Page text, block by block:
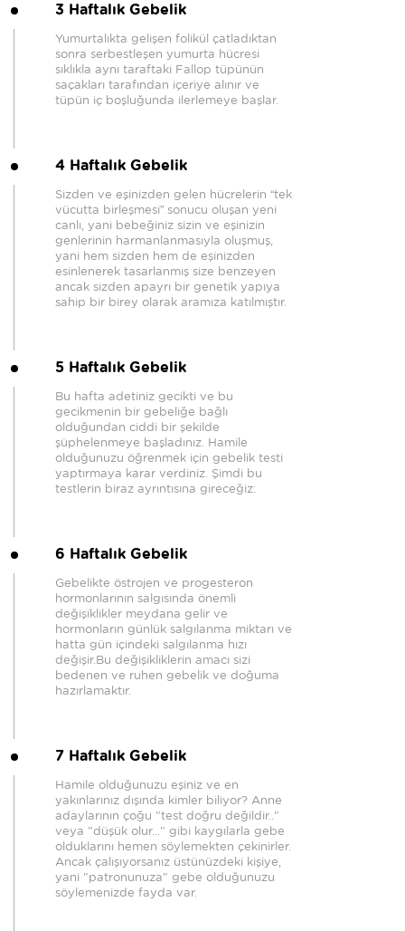
3 Haftalık Gebelik
Yumurtalıkta gelişen folikül çatladıktan
sonra serbestleşen yumurta hücresi
sıklıkla aynı taraftaki Fallop tüpünün
saçakları tarafından içeriye alınır ve
tüpün iç boşluğunda ilerlemeye başlar.
4 Haftalık Gebelik
Sizden ve eşinizden gelen hücrelerin “tek
vücutta birleşmesi” sonucu oluşan yeni
canlı, yani bebeğiniz sizin ve eşinizin
genlerinin harmanlanmasıyla oluşmuş,
yani hem sizden hem de eşinizden
esinlenerek tasarlanmış size benzeyen
ancak sizden apayrı bir genetik yapıya
sahip bir birey olarak aramıza katılmıştır.
5 Haftalık Gebelik
Bu hafta adetiniz gecikti ve bu
gecikmenin bir gebeliğe bağlı
olduğundan ciddi bir şekilde
şüphelenmeye başladınız. Hamile
olduğunuzu öğrenmek için gebelik testi
yaptırmaya karar verdiniz. Şimdi bu
testlerin biraz ayrıntısına gireceğiz:
6 Haftalık Gebelik
Gebelikte östrojen ve progesteron
hormonlarının salgısında önemli
değişiklikler meydana gelir ve
hormonların günlük salgılanma miktarı ve
hatta gün içindeki salgılanma hızı
değişir.Bu değişikliklerin amacı sizi
bedenen ve ruhen gebelik ve doğuma
hazırlamaktır.
7 Haftalık Gebelik
Hamile olduğunuzu eşiniz ve en
yakınlarınız dışında kimler biliyor? Anne
adaylarının çoğu "test doğru değildir.."
veya "düşük olur..." gibi kaygılarla gebe
olduklarını hemen söylemekten çekinirler.
Ancak çalışıyorsanız üstünüzdeki kişiye,
yani "patronunuza" gebe olduğunuzu
söylemenizde fayda var.